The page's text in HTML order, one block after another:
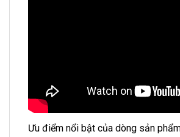
Ưu điểm nổi bật của dòng sản